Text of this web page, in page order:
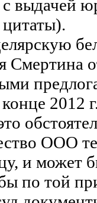
с выдачей
Смертина
2012
ООО
и может
по той